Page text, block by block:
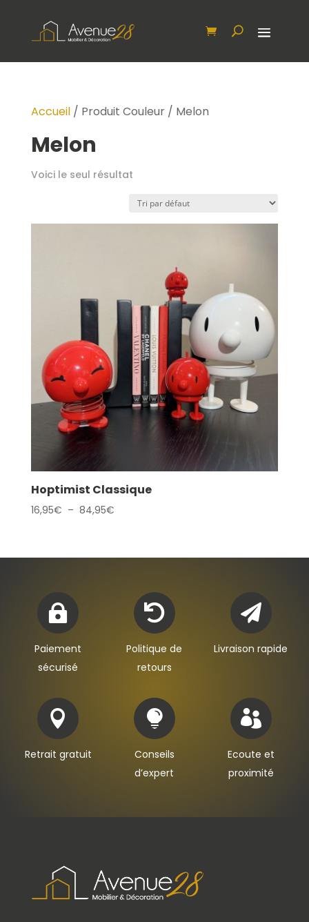
Accueil/ Produit Couleur / Melon
Melon
Voici le seul résultat
Hoptimist Classique
16,95€ – 84,95€Plage
16,95€

Paiement
sécurisé

Politique de
retours

Livraison rapide

Retrait gratuit

Conseils
d’expert

Ecoute et
proximité